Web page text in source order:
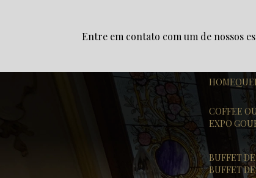
Entre em contato com um de nossos
HOME
COFFEE
EXPO
BUFFET
BUFFET